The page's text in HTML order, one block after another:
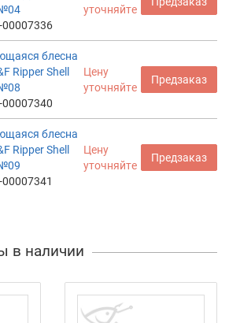
уточняйте
блесна
Ripper Shell
Цену
уточняйте
Предзаказ
блесна
Ripper Shell
Цену
уточняйте
Предзаказ
в наличии